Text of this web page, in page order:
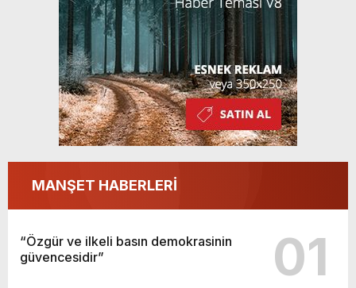
MANŞET HABERLERİ
“Özgür ve ilkeli basın demokrasinin
güvencesidir”
01